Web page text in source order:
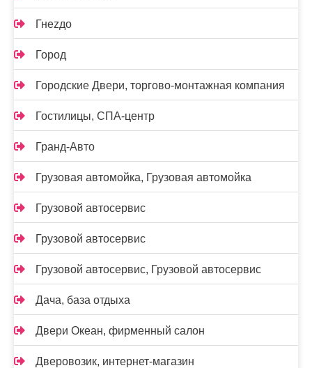
Гнеzдо
Город
Городские Двери, торгово-монтажная компания
Гостилицы, СПА-центр
Гранд-Авто
Грузовая автомойка, Грузовая автомойка
Грузовой автосервис
Грузовой автосервис
Грузовой автосервис, Грузовой автосервис
Дача, база отдыха
Двери Океан, фирменный салон
Дверовозик, интернет-магазин